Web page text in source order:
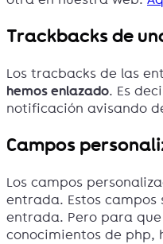
Trackbacks de
Los tracbacks de las
hemos enlazado. Es
notificación avisando
Campos
Los campos
entrada. Estos
entrada. Pero para
conocimientos de php,